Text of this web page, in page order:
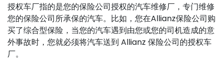
授权车厂指的是您的保险公司授权的汽车维修厂，专门维修
您的保险公司所承保的汽车。比如，您在Allianz保险公司购
买了综合型保险，当您的汽车遇到由您或您的司机造成的意
外事故时，您就必须将汽车送到 Allianz 保险公司的授权车
厂。